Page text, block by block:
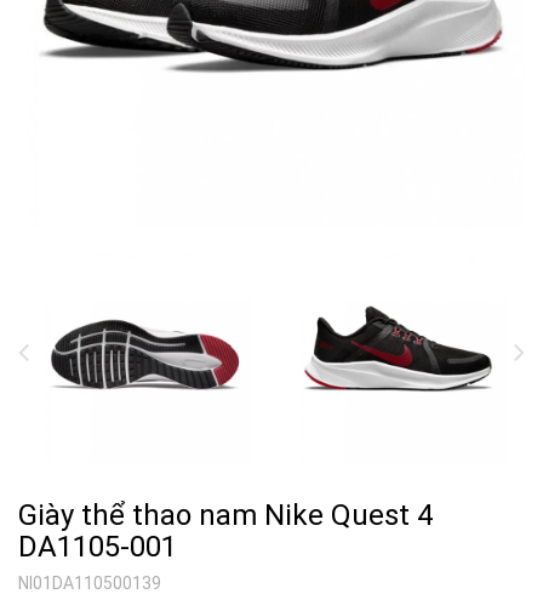
Giày thể thao nam Nike Quest 4
DA1105-001
NI01DA110500139